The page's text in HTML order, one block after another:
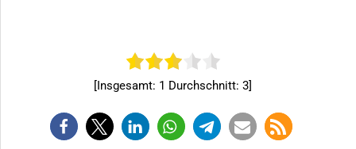
[Insgesamt: 1 Durchschnitt:3]